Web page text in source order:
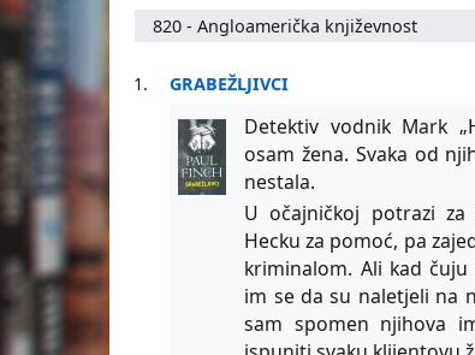
820 - Angloamerička književnost
1. GRABEŽLJIVCI
Detektiv vodnik Mark
osam žena. Svaka od
nestala.
U očajničkoj potrazi
Hecku za pomoć, pa
kriminalom. Ali kad
im se da su naletjeli na
sam spomen njihova